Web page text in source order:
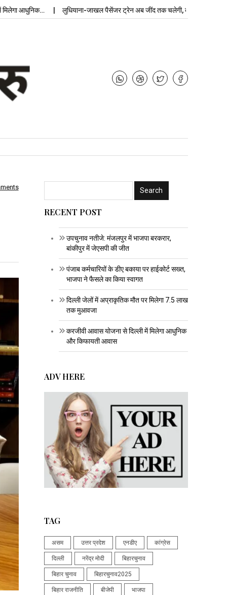
लुधियाना-जाखल पैसेंजर ट्रेन अब जींद तक चलेगी, बढ़ेगी…
RECENT POST
उपचुनाव नतीजे: मंजलपुर में भाजपा बरकरार,
बांकीपुर में जेएसपी की जीत
पंजाब कर्मचारियों के डीए बकाया पर हाईकोर्ट सख्त,
भाजपा ने फैसले का किया स्वागत
दिल्ली जेलों में अप्राकृतिक मौत पर मिलेगा 7.5 लाख
तक मुआवजा
करजीवी आवास योजना से दिल्ली में मिलेगा आधुनिक
और किफायती आवास
ADV HERE
TAG
असम उत्तर प्रदेश एनडीए कांग्रेस
दिल्ली नरेंद्र मोदी बिहारचुनाव
बिहार चुनाव बिहारचुनाव2025
बिहार राजनीति बीजेपी भाजपा